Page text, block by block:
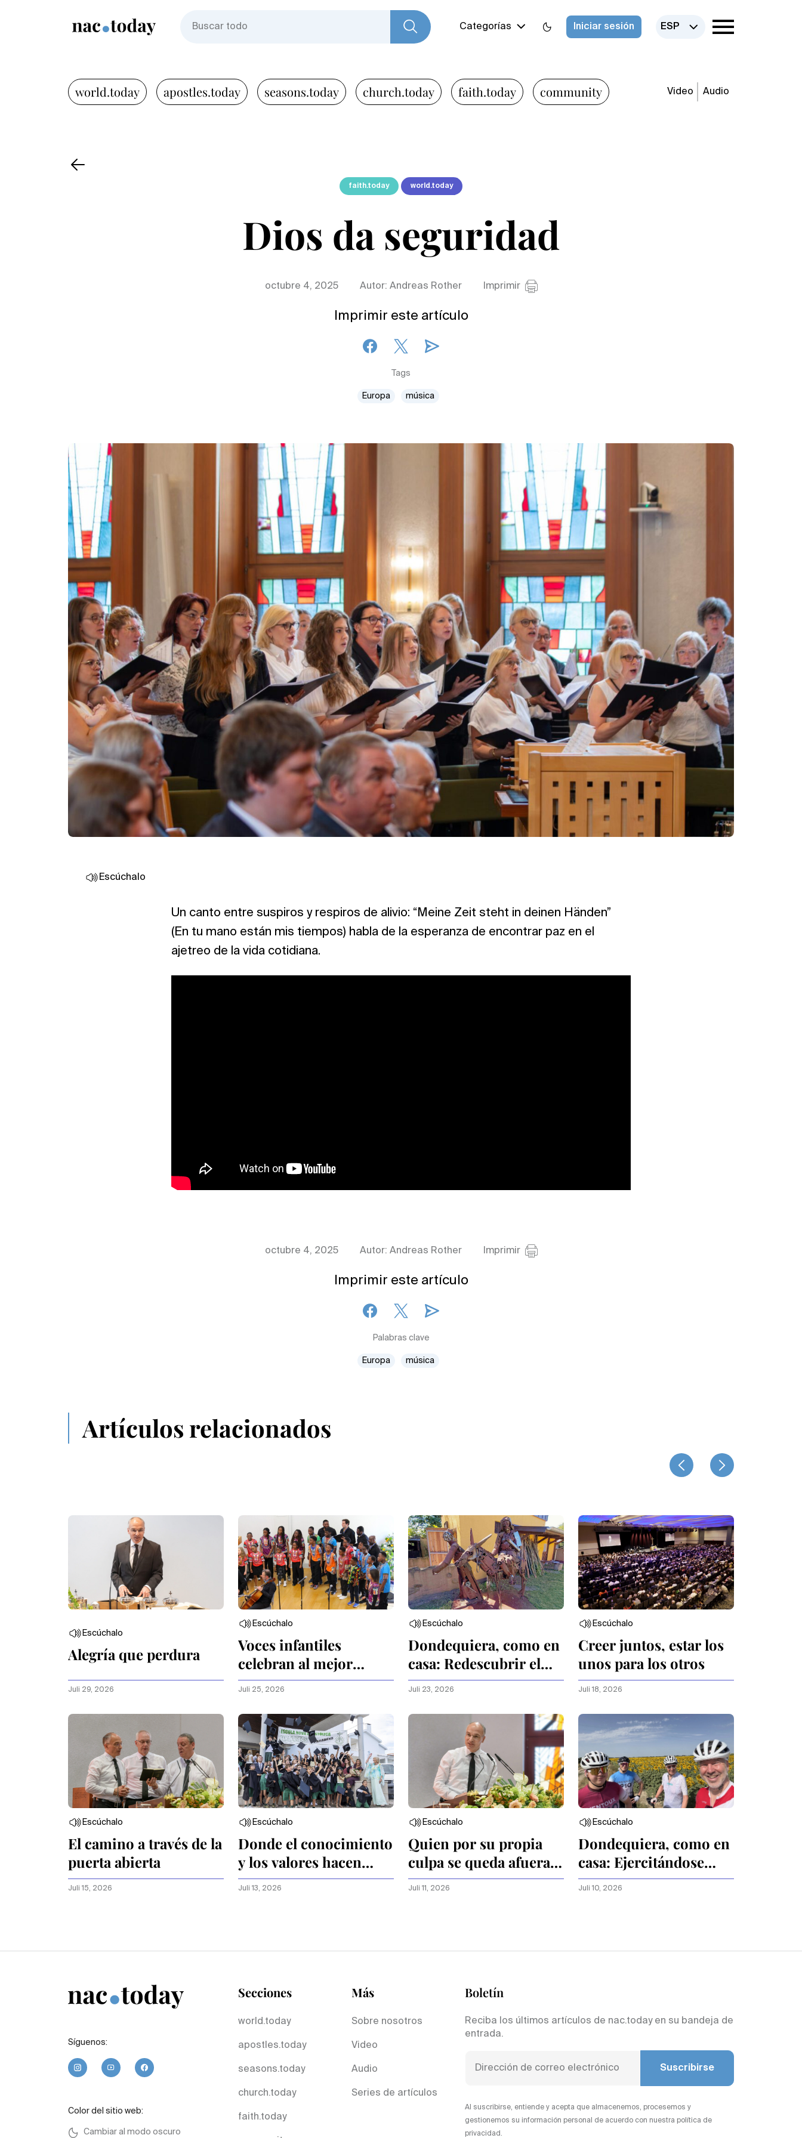
Categorías Iniciar sesión ESP
world.today apostles.today seasons.today church.today faith.today community Video Audio
faith.today world.today
Dios da seguridad
octubre 4, 2025 Autor: Andreas Rother Imprimir
Imprimir este artículo
Tags
Europa música
Escúchalo
Un canto entre suspiros y respiros de alivio: “Meine Zeit steht in deinen Händen”
(En tu mano están mis tiempos) habla de la esperanza de encontrar paz en el
ajetreo de la vida cotidiana.
octubre 4, 2025 Autor: Andreas Rother Imprimir
Imprimir este artículo
Palabras clave
Europa música
Artículos relacionados
Escúchalo
Alegría que perdura
Juli 29, 2026
Escúchalo
Voces infantiles
celebran al mejor
amigo
Juli 25, 2026
Escúchalo
Dondequiera, como en
casa: Redescubrir el
mundo bíblico
Juli 23, 2026
Escúchalo
Creer juntos, estar los
unos para los otros
Juli 18, 2026
Escúchalo
El camino a través de la
puerta abierta
Juli 15, 2026
Escúchalo
Donde el conocimiento
y los valores hacen
escuela
Juli 13, 2026
Escúchalo
Quien por su propia
culpa se queda afuera
del cielo
Juli 11, 2026
Escúchalo
Dondequiera, como en
casa: Ejercitándose
para el amor al
Juli 10, 2026
Síguenos:
Color del sitio web:
Cambiar al modo oscuro
Secciones
world.today
apostles.today
seasons.today
church.today
faith.today
Más
Sobre nosotros
Video
Audio
Series de artículos
Boletín
Reciba los últimos artículos de nac.today en su bandeja de
entrada.
Suscribirse
Al suscribirse, entiende y acepta que almacenemos, procesemos y
gestionemos su información personal de acuerdo con nuestra política de
privacidad.